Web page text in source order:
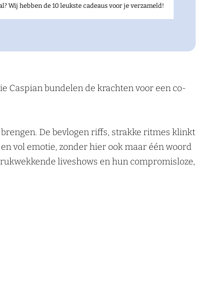
Wij hebben de 10 leukste cadeaus voor je verzameld!
Caspian bundelen de krachten voor een co-
De bevlogen riffs, strakke ritmes klinkt
vol emotie, zonder hier ook maar één woord
liveshows en hun compromisloze,